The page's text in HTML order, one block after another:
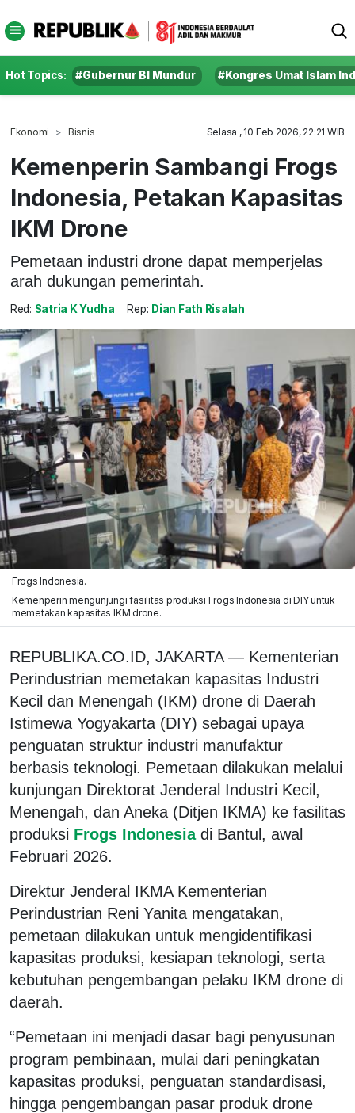
Hot Topics: #Gubernur BI Mundur #Kongres Umat Islam
Ekonomi Bisnis Selasa , 10 Feb 2026, 22:21 WIB
Kemenperin Sambangi Frogs
Indonesia, Petakan Kapasitas
IKM Drone
Pemetaan industri drone dapat memperjelas
arah dukungan pemerintah.
Red: Satria K Yudha Rep: Dian Fath Risalah
Frogs Indonesia.
Kemenperin mengunjungi fasilitas produksi Frogs Indonesia di DIY untuk
memetakan kapasitas IKM drone.
REPUBLIKA.CO.ID, JAKARTA — Kementerian
Perindustrian memetakan kapasitas Industri
Kecil dan Menengah (IKM) drone di Daerah
Istimewa Yogyakarta (DIY) sebagai upaya
penguatan struktur industri manufaktur
berbasis teknologi. Pemetaan dilakukan melalui
kunjungan Direktorat Jenderal Industri Kecil,
Menengah, dan Aneka (Ditjen IKMA) ke fasilitas
produksi Frogs Indonesia di Bantul, awal
Februari 2026.
Direktur Jenderal IKMA Kementerian
Perindustrian Reni Yanita mengatakan,
pemetaan dilakukan untuk mengidentifikasi
kapasitas produksi, kesiapan teknologi, serta
kebutuhan pengembangan pelaku IKM drone di
daerah.
“Pemetaan ini menjadi dasar bagi penyusunan
program pembinaan, mulai dari peningkatan
kapasitas produksi, penguatan standardisasi,
hingga pengembangan pasar produk drone